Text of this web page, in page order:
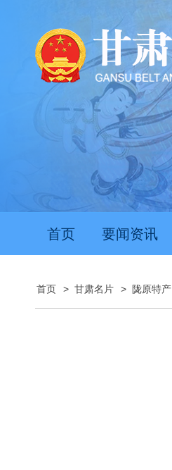
首页 要闻资讯
首页 > 甘肃名片 > 陇原特产